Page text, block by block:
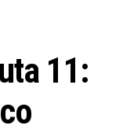
11: